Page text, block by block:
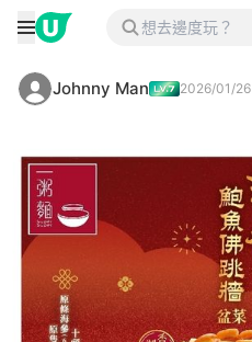
Johnny Man 2026/01/26